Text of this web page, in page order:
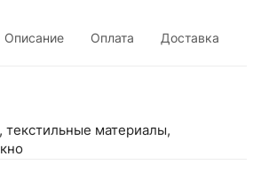
Описание Оплата Доставка
текстильные материалы,